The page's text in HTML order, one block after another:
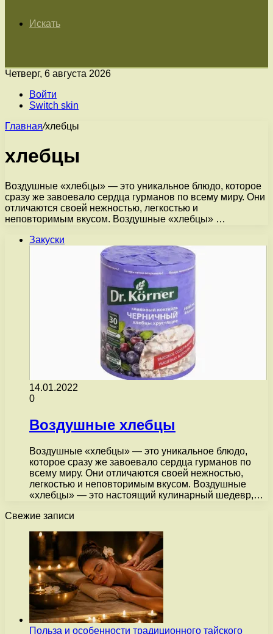
Искать
Четверг, 6 августа 2026
Войти
Switch skin
Главная/хлебцы
хлебцы
Воздушные «хлебцы» — это уникальное блюдо, которое
сразу же завоевало сердца гурманов по всему миру. Они
отличаются своей нежностью, легкостью и
неповторимым вкусом. Воздушные «хлебцы» …
Закуски
14.01.2022
0
Воздушные хлебцы
Воздушные «хлебцы» — это уникальное блюдо,
которое сразу же завоевало сердца гурманов по
всему миру. Они отличаются своей нежностью,
легкостью и неповторимым вкусом. Воздушные
«хлебцы» — это настоящий кулинарный шедевр,…
Свежие записи
Польза и особенности традиционного тайского